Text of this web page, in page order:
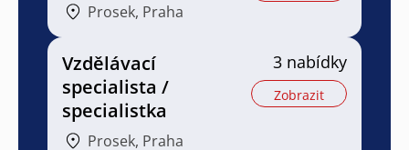
Prosek, Praha
Vzdělávací
specialista /
specialistka
Prosek, Praha
3 nabídky
Zobrazit